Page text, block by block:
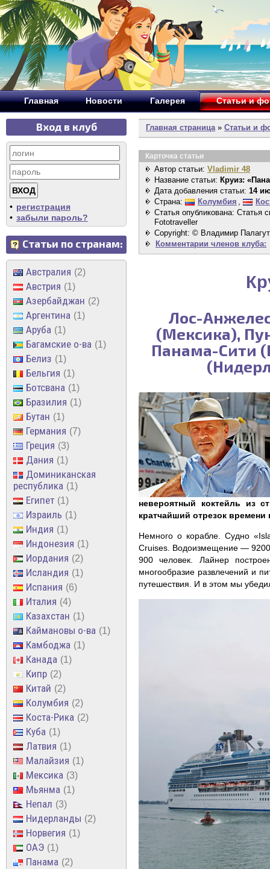
Главная Новости Галерея Статьи и
Вход в клуб
• регистрация
• забыли пароль?
Статьи по странам:
Австралия 2
Австрия 1
Азербайджан 2
Аргентина 1
Аруба 1
Багамские о-ва 1
Белиз 1
Бельгия 1
Ботсвана 1
Бразилия 1
Бутан 1
Германия 7
Греция 3
Дания 1
Доминиканская
республика
1
Египет 1
Израиль 1
Индия 1
Индонезия 1
Иордания 2
Исландия 1
Испания 6
Италия 4
Казахстан 1
Каймановы о-ва 1
Камбоджа 1
Канада 1
Кипр 2
Китай 2
Колумбия 2
Коста-Рика 2
Куба 1
Латвия 1
Малайзия 1
Мексика 3
Мьянма 1
Непал 3
Нидерланды 2
Норвегия 1
ОАЭ 1
Панама 2
Главная страница» Статьи и
Карточка статьи
Автор статьи: Vladimir 48
Название статьи: Круиз:
Дата добавления статьи: 14
Страна:
Колумбия ,
Статья опубликована: Статья
Fototraveller
Copyright: © Владимир
Комментарии членов клуба:
Лос-
(Мексика),
Панама-Сити
невероятный коктейль из
кратчайший отрезок времени
Немного о корабле. Судно
Cruises. Водоизмещение —
900 человек. Лайнер
многообразие развлечений и
путешествия. И в этом мы